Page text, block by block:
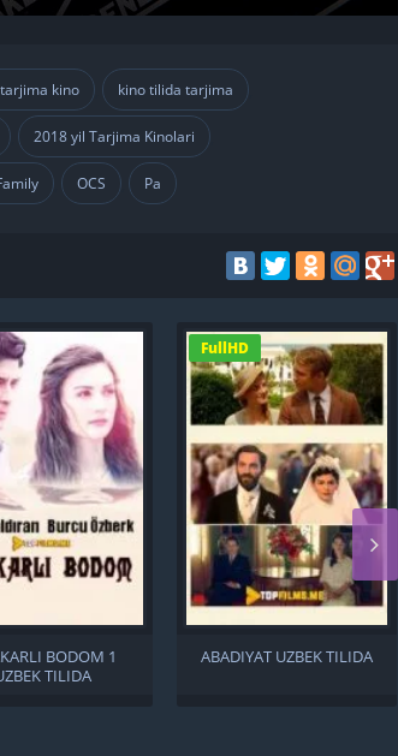
kino kino tilida tarjima
2018 yil Tarjima Kinolari
OCS Pa
BODOM 1
TILIDA
FullHD
ABADIYAT UZBEK TILIDA